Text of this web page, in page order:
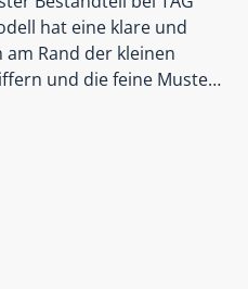
hat eine klare und
Rand der kleinen
und die feine Muste…